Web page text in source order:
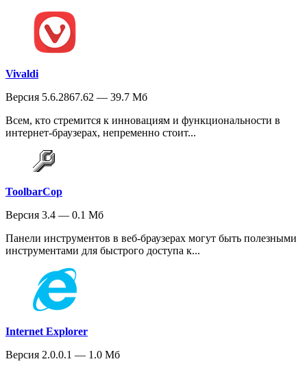
Vivaldi
Версия 5.6.2867.62 — 39.7 Мб
Всем, кто стремится к инновациям и функциональности в
интернет-браузерах, непременно стоит...
ToolbarCop
Версия 3.4 — 0.1 Мб
Панели инструментов в веб-браузерах могут быть полезными
инструментами для быстрого доступа к...
Internet Explorer
Версия 2.0.0.1 — 1.0 Мб